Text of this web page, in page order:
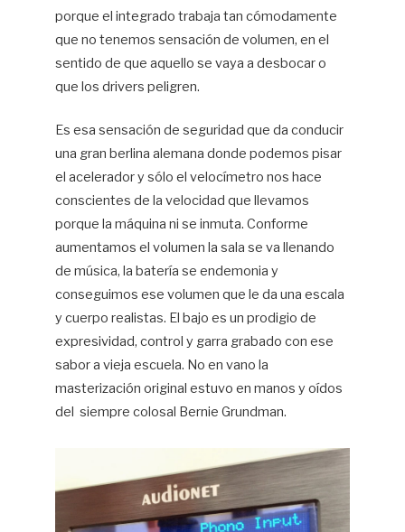
porque el integrado trabaja tan cómodamente
que no tenemos sensación de volumen, en el
sentido de que aquello se vaya a desbocar o
que los drivers peligren.
Es esa sensación de seguridad que da conducir
una gran berlina alemana donde podemos pisar
el acelerador y sólo el velocímetro nos hace
conscientes de la velocidad que llevamos
porque la máquina ni se inmuta. Conforme
aumentamos el volumen la sala se va llenando
de música, la batería se endemonia y
conseguimos ese volumen que le da una escala
y cuerpo realistas. El bajo es un prodigio de
expresividad, control y garra grabado con ese
sabor a vieja escuela. No en vano la
masterización original estuvo en manos y oídos
del siempre colosal Bernie Grundman.